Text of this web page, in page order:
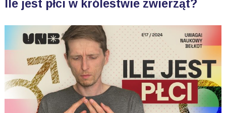
Ile jest płci w królestwie zwierząt?